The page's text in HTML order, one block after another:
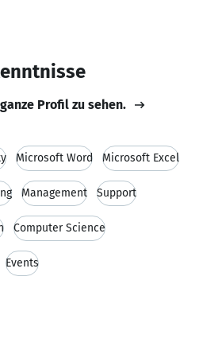
Profil zu sehen.
Microsoft Word Microsoft Excel
Management Support
Computer Science
Events